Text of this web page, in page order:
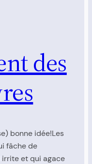
des
bonne idée!Les
fâche de
et qui agace